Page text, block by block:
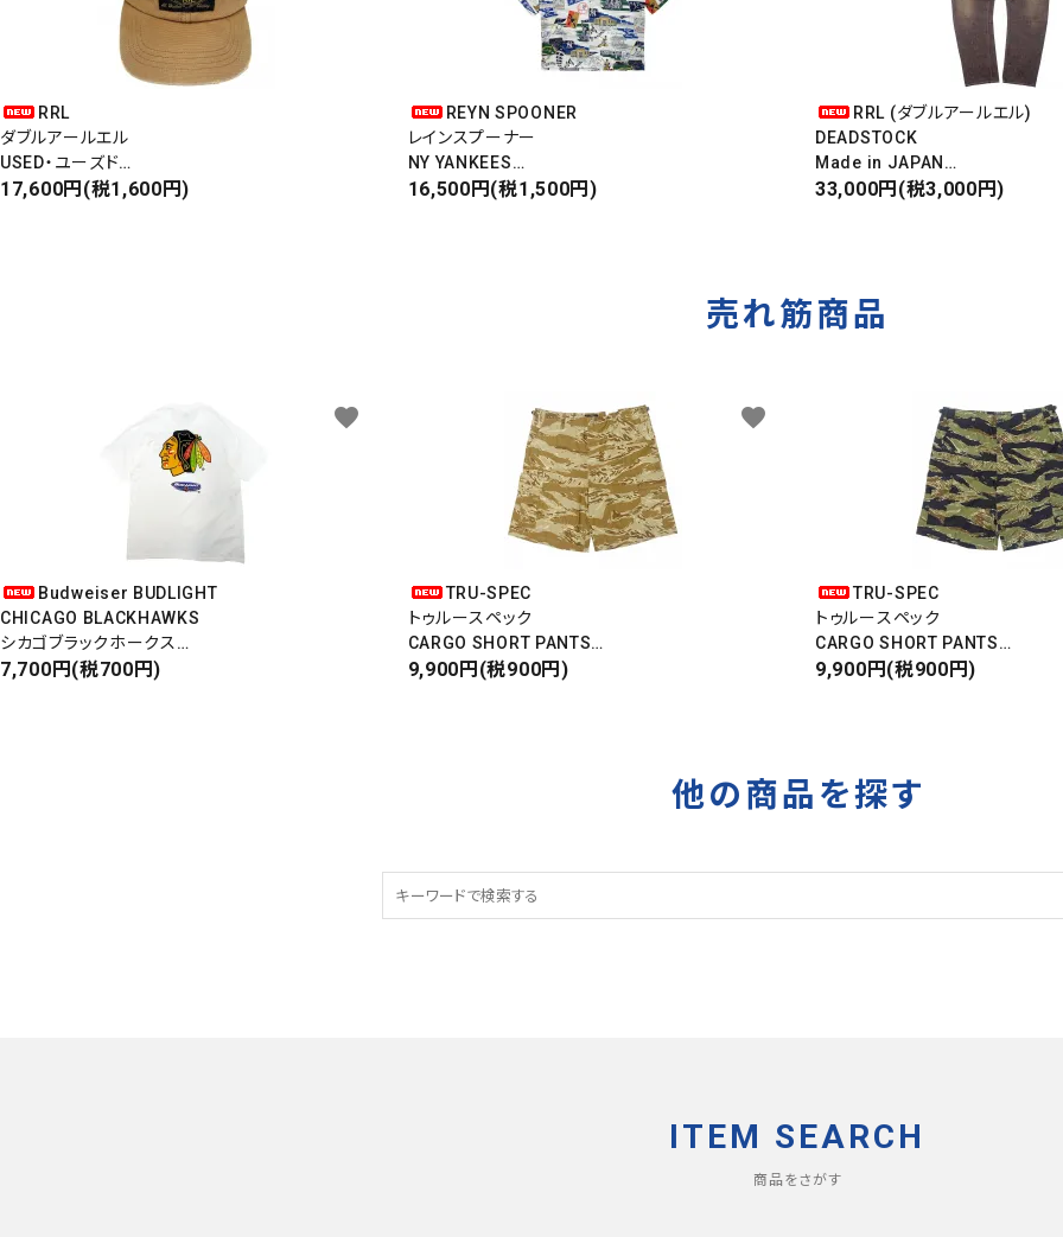
RRL
ダブルアールエル
USED・ユーズド
6PANEL CAP
17,600円(税1,600円)
REYN SPOONER
レインスプーナー
NY YANKEES
ニューヨークヤンキース
16,500円(税1,500円)
RRL (ダブルアールエル)
DEADSTOCK
Made in JAPAN
DAMAGE DENIM PANTS
33,000円(税3,000円)
売れ筋商品
Budweiser BUDLIGHT
CHICAGO BLACKHAWKS
シカゴブラックホークス
半袖Tシャツ
7,700円(税700円)
favorite
TRU-SPEC
トゥルースペック
CARGO SHORT PANTS
カーゴショートパンツ
9,900円(税900円)
favorite
TRU-SPEC
トゥルースペック
CARGO SHORT PANTS
カーゴショートパンツ
9,900円(税900円)
他の商品を探す
ITEM SEARCH
商品をさがす